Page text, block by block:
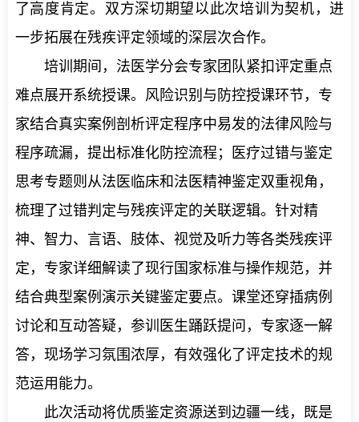
了高度肯定。双方深切期望以此次培训为契机，进
一步拓展在残疾评定领域的深层次合作。
培训期间，法医学分会专家团队紧扣评定重点
难点展开系统授课。风险识别与防控授课环节，专
家结合真实案例剖析评定程序中易发的法律风险与
程序疏漏，提出标准化防控流程；医疗过错与鉴定
思考专题则从法医临床和法医精神鉴定双重视角，
梳理了过错判定与残疾评定的关联逻辑。针对精
神、智力、言语、肢体、视觉及听力等各类残疾评
定，专家详细解读了现行国家标准与操作规范，并
结合典型案例演示关键鉴定要点。课堂还穿插病例
讨论和互动答疑，参训医生踊跃提问，专家逐一解
答，现场学习氛围浓厚，有效强化了评定技术的规
范运用能力。
此次活动将优质鉴定资源送到边疆一线，既是